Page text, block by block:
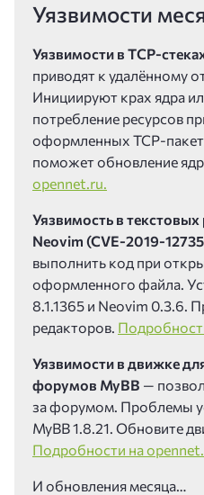
Уязвимости
Уязвимости в TCP-
приводят к удалённому
Инициируют крах ядра
потребление ресурсов
оформленных TCP-
поможет обновление
opennet.ru.
Уязвимость в текстовых
Neovim (CVE-2019-
выполнить код при
оформленного файла.
8.1.1365 и Neovim 0.3.6.
редакторов.
Уязвимости в движке
форумов MyBB —
за форумом. Проблемы
MyBB 1.8.21. Обновите
Подробности на
И обновления месяца…